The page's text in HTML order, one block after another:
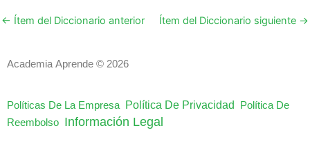
← Ítem del Diccionario anterior Ítem del Diccionario siguiente →
Academia Aprende © 2026
Políticas De La Empresa Política De Privacidad
Política De
Reembolso Información Legal